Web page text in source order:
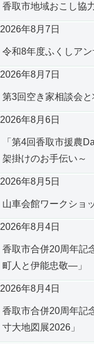
香取市地域おこし協
2026年8月7日
令和8年度ふくしア
2026年8月7日
第3回空き家相談会
2026年8月6日
「第4回香取市援農
架掛けのお手伝い～
2026年8月5日
山車会館ワークショ
2026年8月4日
香取市合併20周年記
町人と伊能忠敬―」
2026年8月4日
香取市合併20周年記
寸大地図展2026」